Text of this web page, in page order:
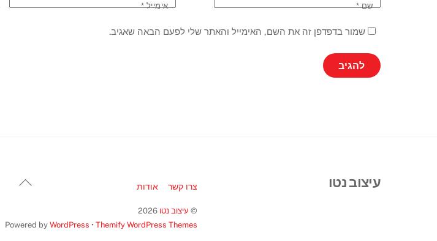
שם* אימייל*
שמור בדפדפן זה את השם, האימייל והאתר שלי לפעם הבאה שאגיב.
Back
עיצוב נטו צרו קשר אודות
© עיצוב נטו 2026
Powered by WordPress • Themify WordPress Themes